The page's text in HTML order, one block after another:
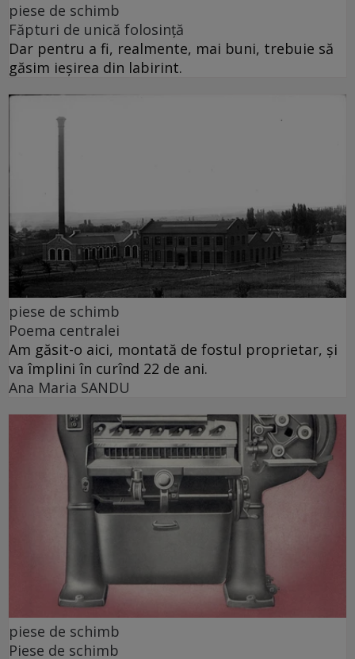
piese de schimb
Făpturi de unică folosință
Dar pentru a fi, realmente, mai buni, trebuie să
găsim ieșirea din labirint.
piese de schimb
Poema centralei
Am găsit-o aici, montată de fostul proprietar, și
va împlini în curînd 22 de ani.
Ana Maria SANDU
piese de schimb
Piese de schimb